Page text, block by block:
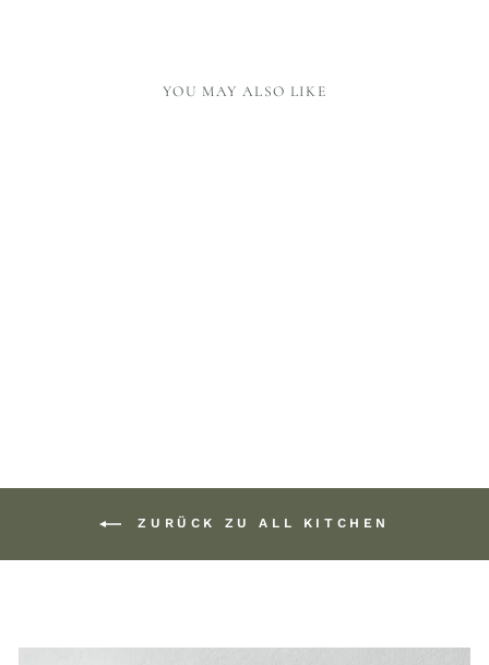
YOU MAY ALSO LIKE
ZURÜCK ZU ALL KITCHEN